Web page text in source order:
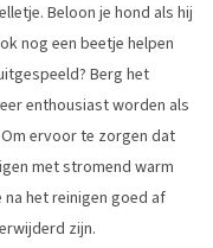
Beloon je hond als hij
nog een beetje helpen
Berg het
enthousiast worden als
ervoor te zorgen dat
met stromend warm
het reinigen goed af
zijn.